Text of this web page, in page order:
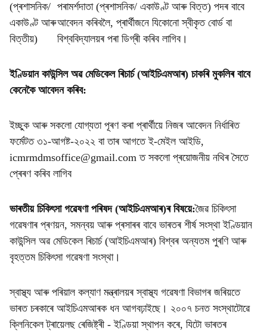
(প্ৰশাসনিক/
একাউণ্ট আৰু
বিত্তীয়)
পৰামৰ্শদাতা (প্ৰশাসনিক/ একাউণ্ট আৰু বিত্ত) পদৰ বাবে
আবেদন কৰিবলৈ, প্ৰাৰ্থীজনে যিকোনো স্বীকৃত বোৰ্ড বা
বিশ্ববিদ্যালয়ৰ পৰা ডিগ্ৰী কৰিব লাগিব।
ইণ্ডিয়ান কাউন্সিল অৱ মেডিকেল ৰিচাৰ্চ (আইচিএমআৰ) চাকৰি মুকলিৰ বাবে
কেনেকৈ আবেদন কৰিব:
ইচ্ছুক আৰু সকলো যোগ্যতা পূৰণ কৰা প্ৰাৰ্থীয়ে নিজৰ আবেদন নিৰ্ধাৰিত
ফৰ্মেটত ৩১-আগষ্ট-২০২২ বা তাৰ আগতে ই-মেইল আইডি,
icmrmdmsoffice@gmail.com ত সকলো প্ৰয়োজনীয় নথিৰ সৈতে
প্ৰেৰণ কৰিব লাগিব
ভাৰতীয় চিকিৎসা গৱেষণা পৰিষদ (আইচিএমআৰ)ৰ বিষয়ে:জৈৱ চিকিৎসা
গৱেষণাৰ প্ৰণয়ন, সমন্বয় আৰু প্ৰসাৰৰ বাবে ভাৰতৰ শীৰ্ষ সংস্থা ইণ্ডিয়ান
কাউন্সিল অৱ মেডিকেল ৰিচাৰ্চ (আইচিএমআৰ) বিশ্বৰ অন্যতম পুৰণি আৰু
বৃহত্তম চিকিৎসা গৱেষণা সংস্থা।
স্বাস্থ্য আৰু পৰিয়াল কল্যাণ মন্ত্ৰালয়ৰ স্বাস্থ্য গৱেষণা বিভাগৰ জৰিয়তে
ভাৰত চৰকাৰে আইচিএমআৰক ধন আগবঢ়াইছে। ২০০৭ চনত সংস্থাটোৱে
ক্লিনিকেল ট্ৰায়েলছ ৰেজিষ্ট্ৰী - ইণ্ডিয়া স্থাপন কৰে, যিটো ভাৰতৰ